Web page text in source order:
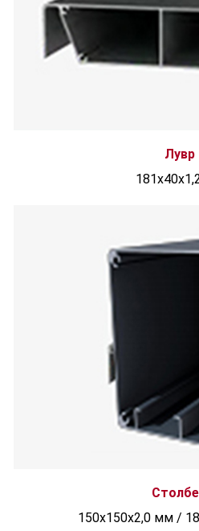
Лувр
150x150x2,0 мм /